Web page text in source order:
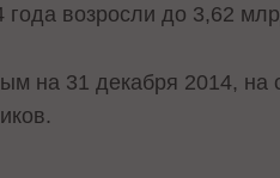
года возросли до 3,62
на 31 декабря 2014, на